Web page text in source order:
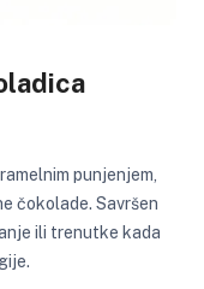
punjenjem,
čokolade. Savršen
ili trenutke kada